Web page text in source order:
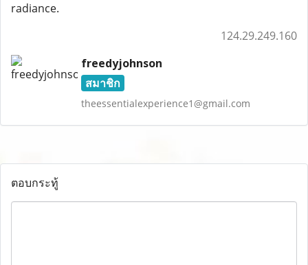
radiance.
124.29.249.160
freedyjohnson
สมาชิก
theessentialexperience1@gmail.com
ตอบกระทู้